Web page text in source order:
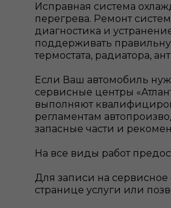
Исправная система
перегрева. Ремонт
диагностика и
поддерживать
термостата, радиатора,
Если Ваш автомобиль
сервисные центры
выполняют
регламентам
запасные части и
На все виды работ
Для записи на сервисное
странице услуги или